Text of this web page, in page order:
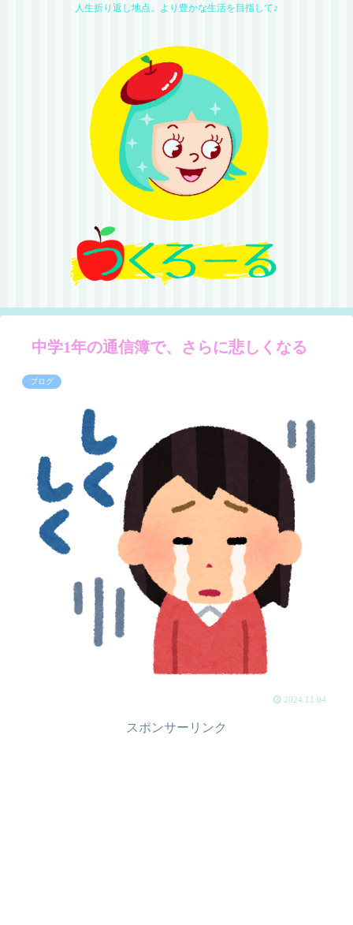
人生折り返し地点。より豊かな生活を目指して♪
中学1年の通信簿で、さらに悲しくなる
ブログ
2024.11.04
スポンサーリンク